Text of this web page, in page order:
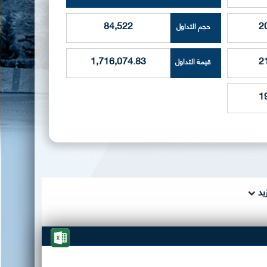
حجم التداول 84,522
قيمة التداول 1,716,074.83